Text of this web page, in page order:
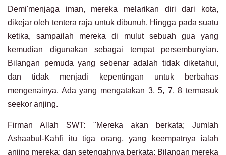
Demi'menjaga iman, mereka melarikan diri dari kota,
dikejar oleh tentera raja untuk dibunuh. Hingga pada suatu
ketika, sampailah mereka di mulut sebuah gua yang
kemudian digunakan sebagai tempat persembunyian.
Bilangan pemuda yang sebenar adalah tidak diketahui,
dan tidak menjadi kepentingan untuk berbahas
mengenainya. Ada yang mengatakan 3, 5, 7, 8 termasuk
seekor anjing.
Firman Allah SWT: "Mereka akan berkata; Jumlah
Ashaabul-Kahfi itu tiga orang, yang keempatnya ialah
anjing mereka; dan setengahnya berkata: Bilangan mereka